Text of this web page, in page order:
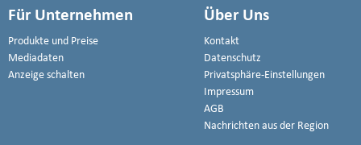
Für Unternehmen
Produkte und Preise
Mediadaten
Anzeige schalten
Über Uns
Kontakt
Datenschutz
Privatsphäre-Einstellungen
Impressum
AGB
Nachrichten aus der Region